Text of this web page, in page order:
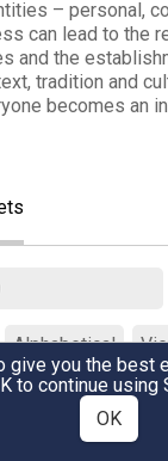
– personal,
can lead to the
and the
tradition and
becomes an
Alphabetical
give you the best
to continue using
OK